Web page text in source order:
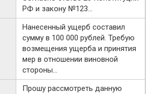
РФ и закону №123…
Нанесенный ущерб составил
сумму в 100 000 рублей. Требую
возмещения ущерба и принятия
мер в отношении виновной
стороны…
Прошу рассмотреть данную